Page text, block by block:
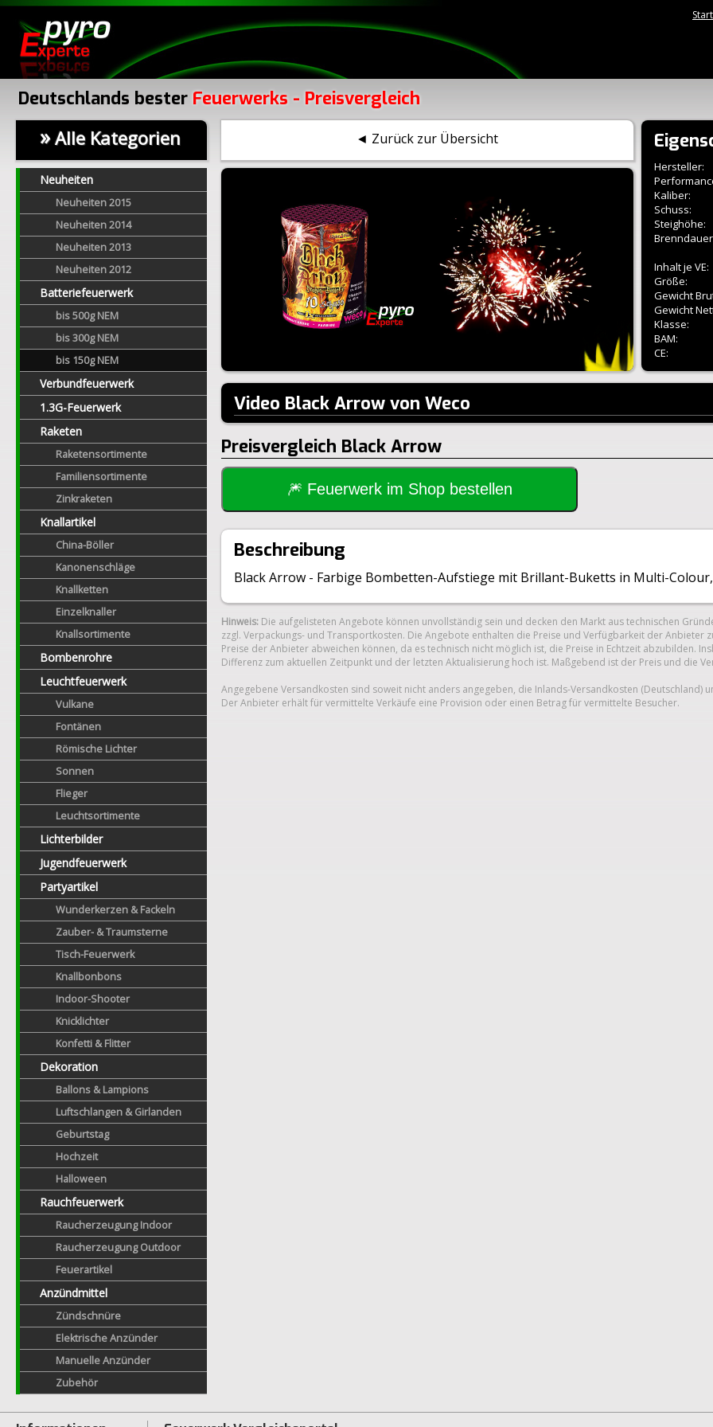
Deutschlands bester Feuerwerks - Preisvergleich
»Alle Kategorien
Neuheiten
Neuheiten 2015
Neuheiten 2014
Neuheiten 2013
Neuheiten 2012
Batteriefeuerwerk
bis 500g NEM
bis 300g NEM
bis 150g NEM
Verbundfeuerwerk
1.3G-Feuerwerk
Raketen
Raketensortimente
Familiensortimente
Zinkraketen
Knallartikel
China-Böller
Kanonenschläge
Knallketten
Einzelknaller
Knallsortimente
Bombenrohre
Leuchtfeuerwerk
Vulkane
Fontänen
Römische Lichter
Sonnen
Flieger
Leuchtsortimente
Lichterbilder
Jugendfeuerwerk
Partyartikel
Wunderkerzen & Fackeln
Zauber- & Traumsterne
Tisch-Feuerwerk
Knallbonbons
Indoor-Shooter
Knicklichter
Konfetti & Flitter
Dekoration
Ballons & Lampions
Luftschlangen & Girlanden
Geburtstag
Hochzeit
Halloween
Rauchfeuerwerk
Raucherzeugung Indoor
Raucherzeugung Outdoor
Feuerartikel
Anzündmittel
Zündschnüre
Elektrische Anzünder
Manuelle Anzünder
Zubehör
◄ Zurück zur Übersicht
Hersteller:
Kaliber:
Schuss:
Steighöhe:
Inhalt je VE:
Größe:
Gewicht
Gewicht
Klasse:
BAM:
CE:
Video Black Arrow von Weco
Preisvergleich Black Arrow
🎆 Feuerwerk im Shop bestellen
Beschreibung
Black Arrow - Farbige Bombetten-Aufstiege mit Brillant-Buketts in Multi-
Hinweis: Die aufgelisteten Angebote können unvollständig sein und decken den Markt aus technischen
zzgl. Verpackungs- und Transportkosten. Die Angebote enthalten die Preise und Verfügbarkeit der Anbieter
Preise der Anbieter abweichen können, da es technisch nicht möglich ist, die Preise in Echtzeit abzubilden.
Differenz zum aktuellen Zeitpunkt und der letzten Aktualisierung hoch ist. Maßgebend ist der Preis und die
Angegebene Versandkosten sind soweit nicht anders angegeben, die Inlands-Versandkosten (Deutschland)
Der Anbieter erhält für vermittelte Verkäufe eine Provision oder einen Betrag für vermittelte Besucher.